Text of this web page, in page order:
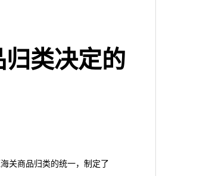
类决定的
关商品归类的统一，制定了